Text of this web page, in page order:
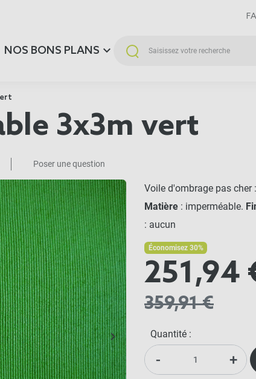
NOS BONS PLANS
3x3m vert
Poser une question
Suivant
keyboard_arrow_right
Voile d'ombrage pas cher :
Matière : imperméable.
: aucun
Économisez 30%
251,94
359,91 €
Quantité :
- +